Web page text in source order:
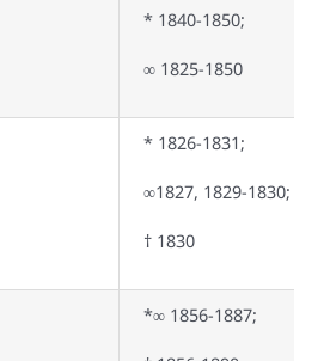
* 1840-1850;
∞ 1825-1850
* 1826-1831;
∞1827, 1829-1830;
† 1830
*∞ 1856-1887;